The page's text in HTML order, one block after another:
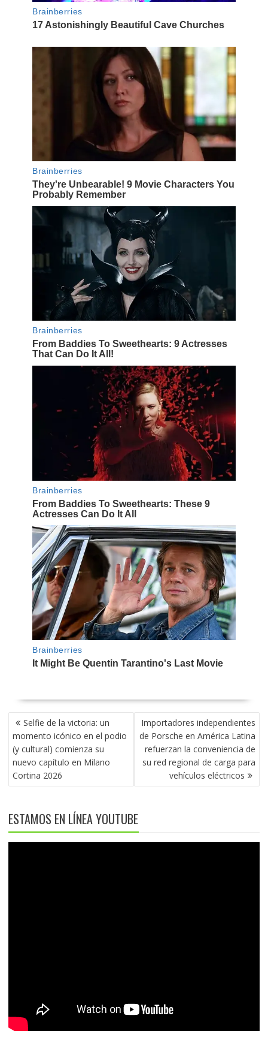
NAVEGACIÓN
DE
ENTRADAS
Selfie de la victoria: un
momento icónico en el podio
(y cultural) comienza su
nuevo capítulo en Milano
Cortina 2026
Importadores independientes
de Porsche en América Latina
refuerzan la conveniencia de
su red regional de carga para
vehículos eléctricos
ESTAMOS EN LÍNEA YOUTUBE